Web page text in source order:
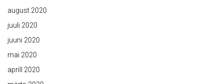
august 2020
juuli 2020
juuni 2020
mai 2020
aprill 2020